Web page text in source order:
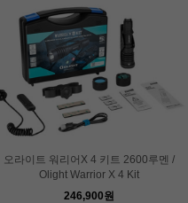
오라이트 워리어X 4 키트 2600루멘 /
Olight Warrior X 4 Kit
246,900원